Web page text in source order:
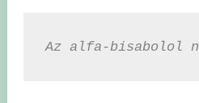
Az alfa-bisabolol